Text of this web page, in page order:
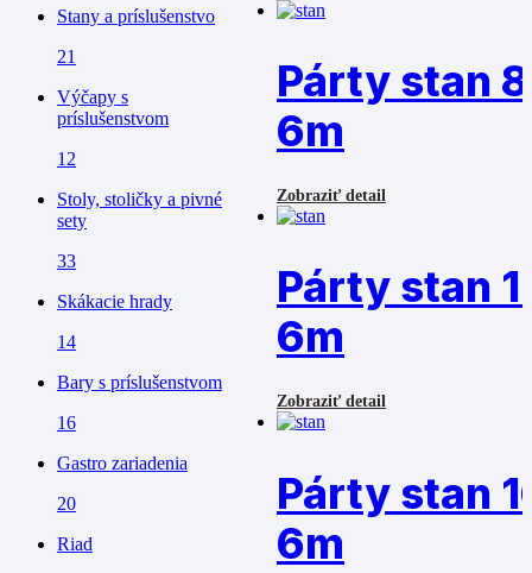
Stany a príslušenstvo
21
Výčapy s
príslušenstvom
12
Stoly, stoličky a pivné
sety
33
Skákacie hrady
14
Bary s príslušenstvom
16
Gastro zariadenia
20
Riad
Párty stan
6m
Zobraziť detail
Párty stan
6m
Zobraziť detail
Párty stan
6m